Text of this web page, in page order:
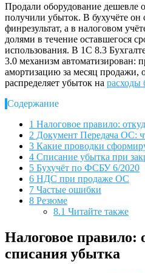
Продали оборудование дешевле
получили убыток. В бухучёте он
финрезультат, а в налоговом
долями в течение оставшегося
использования. В 1С 8.3
3.0 механизм автоматизирован:
амортизацию за месяц продажи,
распределяет убыток на расходы
Содержание
1 Налоговое правило:
2 Документ Передача ОС:
3 Какие проводки
4 Списание убытка при
5 Бухучёт по ФСБУ 6/2020
6 НДС при продаже ОС
7 Частые ошибки
8 Резюме
8.1 Читайте также
Налоговое правило:
списания убытка